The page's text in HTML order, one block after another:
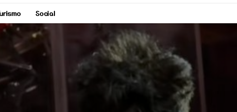
Social